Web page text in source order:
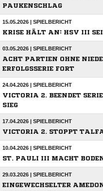
PAUKENSCHLAG
15.05.2026 | SPIELBERICHT
KRISE HÄLT AN: HSV III
03.05.2026 | SPIELBERICHT
ACHT PARTIEN OHNE
ERFOLGSSERIE FORT
24.04.2026 | SPIELBERICHT
VICTORIA 2. BEENDET
SIEG
17.04.2026 | SPIELBERICHT
VICTORIA 2. STOPPT
10.04.2026 | SPIELBERICHT
ST. PAULI III MACHT
29.03.2026 | SPIELBERICHT
EINGEWECHSELTER